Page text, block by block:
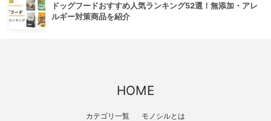
ドッグフードおすすめ人気ランキング52選！無添加・アレ
ルギー対策商品を紹介
HOME
カテゴリ一覧 モノシルとは